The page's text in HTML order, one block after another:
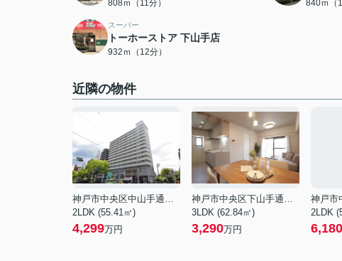
808ｍ（11分） 840ｍ（
スーパー
トーホーストア 下山手店
932ｍ（12分）
近隣の物件
神戸市中央区中山手通２丁目
2LDK (55.41㎡)
4,299万円
神戸市中央区下山手通３丁目
3LDK (62.84㎡)
3,290万円
2LDK
6,180